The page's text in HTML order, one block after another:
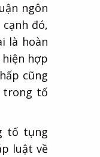
ngôn
đó,
là hoàn
hợp
cũng
trong tố
tố tụng
luật về